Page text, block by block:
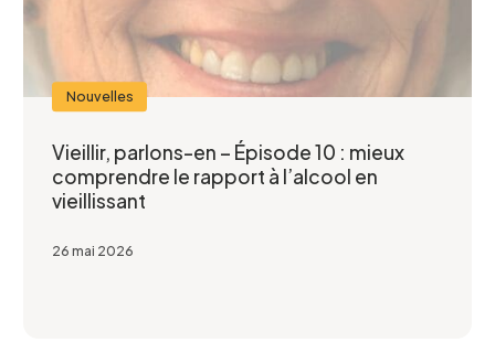
Nouvelles
Vieillir, parlons-en – Épisode 10 : mieux
comprendre le rapport à l’alcool en
vieillissant
26 mai 2026